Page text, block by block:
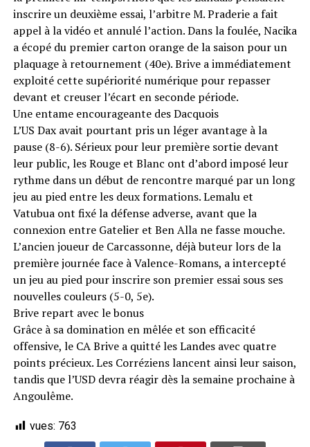
inscrire un deuxième essai, l’arbitre M. Praderie a fait
appel à la vidéo et annulé l’action. Dans la foulée, Nacika
a écopé du premier carton orange de la saison pour un
plaquage à retournement (40e). Brive a immédiatement
exploité cette supériorité numérique pour repasser
devant et creuser l’écart en seconde période.
Une entame encourageante des Dacquois
L’US Dax avait pourtant pris un léger avantage à la
pause (8-6). Sérieux pour leur première sortie devant
leur public, les Rouge et Blanc ont d’abord imposé leur
rythme dans un début de rencontre marqué par un long
jeu au pied entre les deux formations. Lemalu et
Vatubua ont fixé la défense adverse, avant que la
connexion entre Gatelier et Ben Alla ne fasse mouche.
L’ancien joueur de Carcassonne, déjà buteur lors de la
première journée face à Valence-Romans, a intercepté
un jeu au pied pour inscrire son premier essai sous ses
nouvelles couleurs (5-0, 5e).
Brive repart avec le bonus
Grâce à sa domination en mêlée et son efficacité
offensive, le CA Brive a quitté les Landes avec quatre
points précieux. Les Corréziens lancent ainsi leur saison,
tandis que l’USD devra réagir dès la semaine prochaine à
Angoulême.
vues: 763